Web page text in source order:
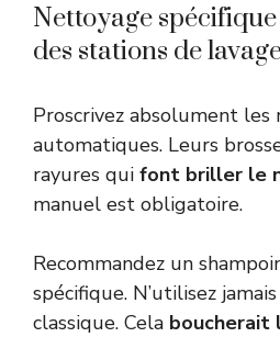
Nettoyage
des stations de
Proscrivez absolument les
automatiques. Leurs
rayures qui font briller le
manuel est obligatoire.
Recommandez un
spécifique. N’utilisez
classique. Cela boucherait